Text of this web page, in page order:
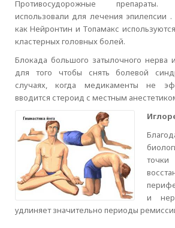
Противосудорожные
использовали для лечения эпилепсии .
как Нейронтин и Топамакс
кластерных головных болей.
Блокада большого затылочного нерва
для того чтобы снять болевой
случаях, когда медикаменты не
вводится стероид с местным
и
удлиняет значительно периоды